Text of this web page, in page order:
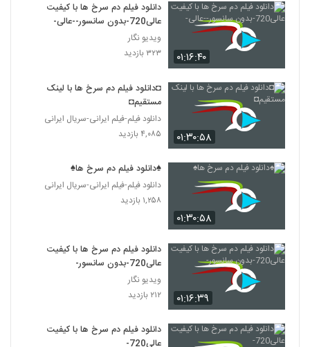
۰۱:۱۶:۴۰
دانلود فیلم دم سرخ ها با کیفیت
عالی720-بدون سانسور--عالی-
ویدیو نگار
۳۲۳ بازدید
۰۱:۳۰:۵۸
◘دانلود فیلم دم سرخ ها با لینک
مستقیم◘
دانلود فیلم-فیلم ایرانی-سریال ایرانی
۴,۰۸۵ بازدید
۰۱:۳۰:۵۸
♠دانلود فیلم دم سرخ ها♠
دانلود فیلم-فیلم ایرانی-سریال ایرانی
۱,۲۵۸ بازدید
۰۱:۱۶:۳۹
دانلود فیلم دم سرخ ها با کیفیت
عالی720-بدون سانسور-
ویدیو نگار
۲۱۲ بازدید
دانلود فیلم دم سرخ ها با کیفیت
عالی720-